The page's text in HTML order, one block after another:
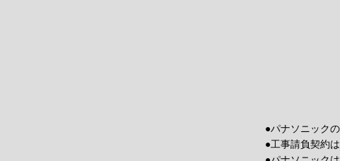
●パナソニック
●工事請負契約